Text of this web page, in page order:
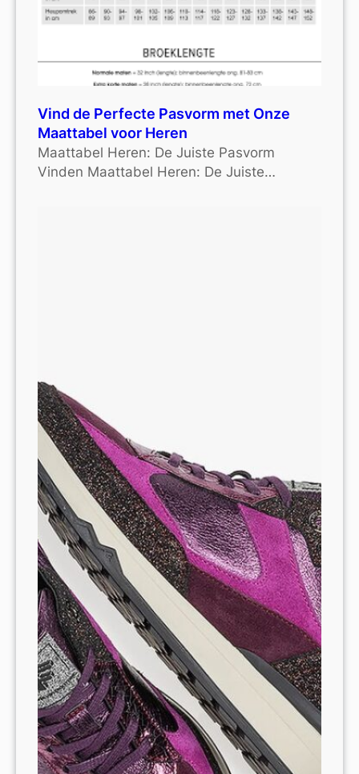
Vind de Perfecte Pasvorm met Onze
Maattabel voor Heren
Maattabel Heren: De Juiste Pasvorm
Vinden Maattabel Heren: De Juiste…